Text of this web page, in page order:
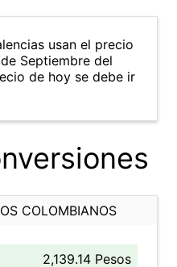
usan el precio
Septiembre del
de hoy se debe ir
COLOMBIANOS
2,139.14 Pesos